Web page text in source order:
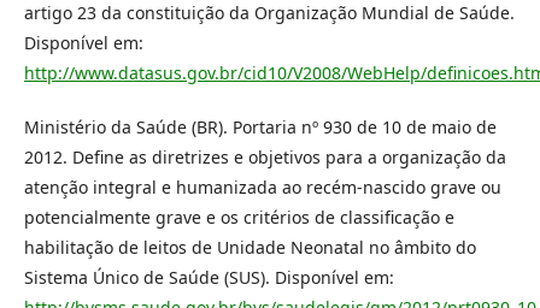
artigo 23 da constituição da Organização Mundial de Saúde.
Disponível em:
http://www.datasus.gov.br/cid10/V2008/WebHelp/
Ministério da Saúde (BR). Portaria nº 930 de 10 de maio de
2012. Define as diretrizes e objetivos para a organização da
atenção integral e humanizada ao recém-nascido grave ou
potencialmente grave e os critérios de classificação e
habilitação de leitos de Unidade Neonatal no âmbito do
Sistema Único de Saúde (SUS). Disponível em: